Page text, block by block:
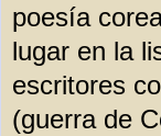
poesía
lugar en la
escritores
(guerra de